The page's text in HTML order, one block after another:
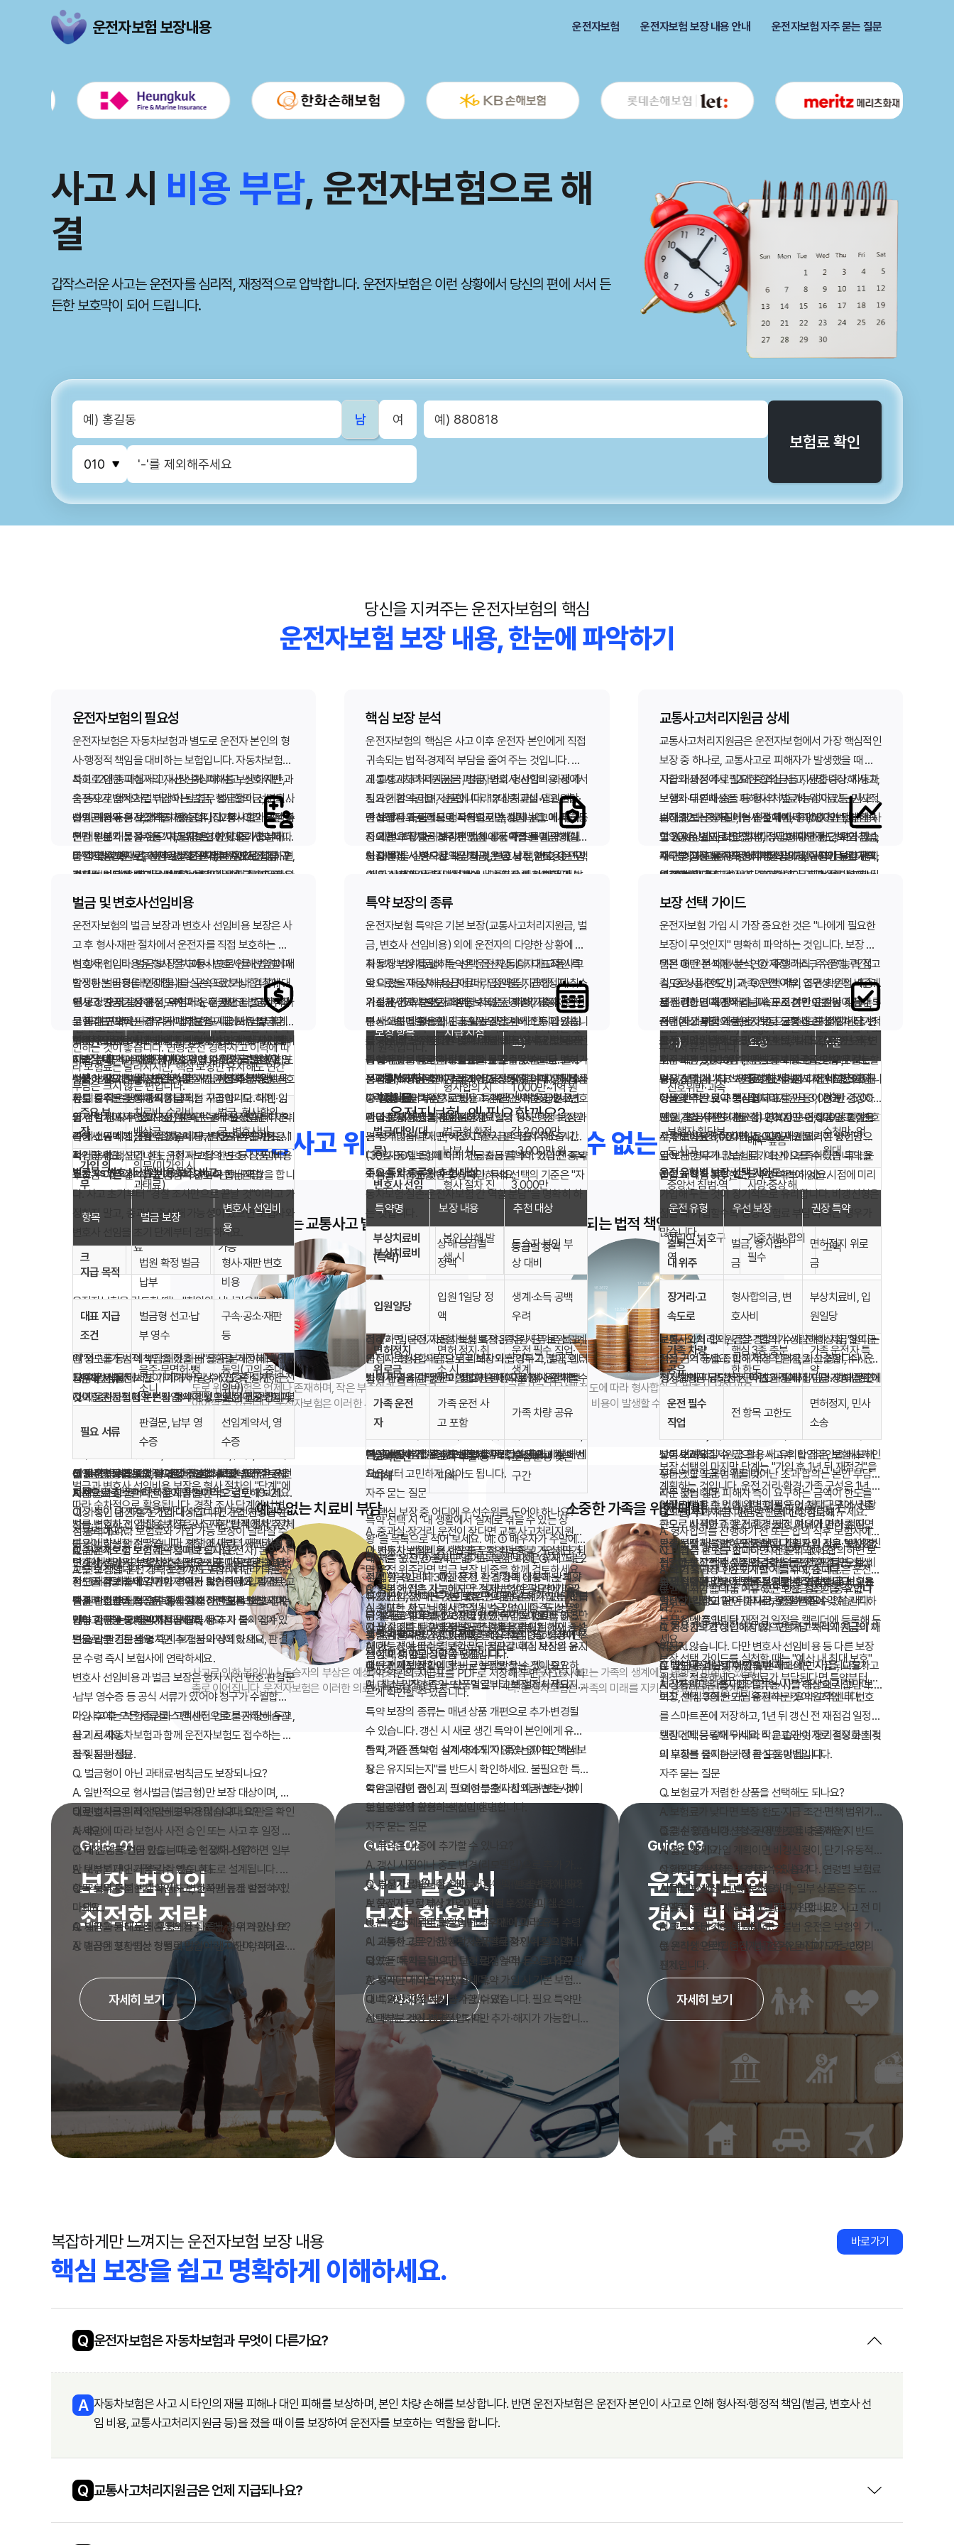
운전자보험 보장내용 운전자보험 운전자보험 보장 내용 안내 운전자보험 자주 묻는 질문
안전 운전의 시작, 운전자보험 보장 내
용 확인
운전자보험의 다양한 보장 내용을 꼼꼼히 비교하여 자신에게 꼭 맞는 상품을 선택하는 것이 중요합니다. 합리적
인 보험료로 최고의 보장을 누리세요.
운전자의 든든한동반자, 운전자보험
예기치 않은 교통사고 발생 시, 운전자보험이 법적 비용과 치료비를 지원하여 운전자의 경제적 부담을 덜어줍니
사고 시 비용 부담, 운전자보험으로 해
결
갑작스러운 사고는 운전자를 심리적, 재정적으로 압박합니다. 운전자보험은 이런 상황에서 당신의 편에 서서 든
든한 보호막이 되어 드립니다.
안전 운전의 시작, 운전자보험 보장 내
용 확인
운전자보험의 다양한 보장 내용을 꼼꼼히 비교하여 자신에게 꼭 맞는 상품을 선택하는 것이 중요합니다. 합리적
인 보험료로 최고의 보장을 누리세요.
운전자의 든든한동반자, 운전자보험
예기치 않은 교통사고 발생 시, 운전자보험이 법적 비용과 치료비를 지원하여 운전자의 경제적 부담을 덜어줍니
남 여
보험료 확인
당신을 지켜주는 운전자보험의 핵심
운전자보험 보장 내용, 한눈에 파악하기
운전자보험의 필요성
운전자보험은 자동차보험과 별도로 운전자 본인의 형
사·행정적 책임을 대비하는 보험입니다. 자동차보험은
사고로 인한 피해자의 재산·신체 피해를 보상하지만,
운전자가 법적으로 부담하는 벌금, 형사합의금, 변호사
선임 비용 등은 보장하지 않습니다. 교통사고가 발생하
면 대부분의 운전자는 "자동차보험이 있으니 충분하
다"고 생각하지만, 실제로는 운전자 본인에게 직접 귀
속되는 비용이 별도로 발생합니다.
특히 12대 중과실 사고, 사망·중상해 사고, 신호위반·과
속 등으로 형사처벌 대상이 될 경우 벌금형이 선고되거
나 피해자와 형사합의를 해야 합니다. 형사합의금은 수
천만 원에 이를 수 있으며, 벌금은 대인·대물 사고에 따
라 각각 수백만~수천만 원까지 발생할 수 있습니다. 변
호사 선임 비용 역시 수백만~수천만 원에 달하므로, 운
전자보험 없이는 개인 자산으로 전액 부담해야 합니다.
출퇴근·업무 운전, 가족 차량 공유, 장거리·야간 운전 등
운전 빈도가 높을수록 사고 위험도 함께 증가합니다.
또한 도심 교차로, 어린이 보호구역, 고속도로 합류 구
간처럼 사고 발생 가능성이 높은 구간을 자주 이용한다
면 운전자보험은 선택이 아닌 필수 대비 수단입니다.
보험료는 연간 수만~십여만 원 수준인 반면, 사고 시
발생 가능한 비용은 그 수십~수백 배에 달할 수 있습니
다.
운전자보험은 사고 이후 법적 절차를 원활히 진행하고,
경제적 부담을 줄여 운전자가 본연의 생활과 업무에 집
중할 수 있도록 돕습니다. 가입 전 자신의 운전 환경, 차
량 이용 패턴, 가족 운전 여부를 점검하고 적정 보장을
설계하는 것이 현명한 선택입니다.
실제 사고 사례를 보면, 경미해 보이는 접촉 사고도 피
해자가 중상해를 입으면 형사합의와 벌금 부담이 동시
에 발생합니다. 특히 횡단보도·스쿨존·골목길처럼 보행
자와 차량이 밀접한 환경에서는 운전자의 순간적 부주
의가 큰 책임으로 이어질 수 있습니다. 운전자보험은
이런 상황에서 가계 재정이 무너지지 않도록 막아 주는
안전망 역할을 합니다.
또한 운전자보험은 자동차보험과 달리 차량 소유 여부
와 관계없이 운전자 본인을 기준으로 가입할 수 있는
경우가 많습니다. 렌터카·카셰어링·타인 차량 운전 시
에도 본인 명의 운전자보험이 있다면 형사·행정 책임을
대비할 수 있습니다. 다만 차량별 자동차보험과의 중복
·연계 조건은 약관마다 다르므로, 가입 전 보험사에 확
인하는 것이 좋습니다. 연령·운전 경력·사고 이력에 따
라 보험료는 달라지지만, 핵심 보장만 유지해도 연간
부담은 크지 않은 편입니다.
자동차보험 vs 운전자보험 비교
구분 자동차보험 운전자보험
보장 대
상
피해자(대인·대
물), 본인 차량
운전자 본인(형
사·행정 책임)
주요 보
장
치료비, 수리비,
배상금
벌금, 형사합의
금, 변호사비
가입 의
무
의무(미가입 시
과태료)
선택(권장)
미가입
크
료
개인 전액 부담
가능
운전자보험을 검토할 때는 "최악의 시나리오"를 기준
으로 보장 한도를 설정하는 것이 좋습니다. 형사합의금
5,000만 원, 벌금 2,000만 원, 변호사 비용 3,000만
원 정도를 동시에 부담해야 하는 상황을 가정해 보세
요. 이런 상황에서도 가계가 버틸 수 있도록 설계하는
것이 운전자보험의 본질입니다. 보험료는 매달 커피 몇
잔 값일 수 있지만, 사고 시 부담은 집·차량 담보 대출까
지 필요할 수 있습니다. 가족과 함께 운전하는 분이라
해 보장 범위를 넓히는 것을 검토하세요.
마지막으로 운전자보험은 "남에게 피해를 주었을
때"와 "내가 법적 책임을 졌을 때"를 구분해 이해하면
됩니다. 자동차보험이 피해자 보상에 집중한다면, 운전
자보험은 운전자 본인의 형사·행정 책임에 집중합니다.
이 차이를 알면 왜 두 보험 모두 필요한지, 어떤 보장을
우선해야 하는지 판단하기 쉬워집니다. 지금 바로 가입
를 5분만 적어 보고, 그에 맞는 최소 보장부터 검토해
보세요.
자주 묻는 질문
Q. 자동차보험에 운전자 특약이 있으면 운전자보험이
A. 자동차보험 운전자 특약은 범위와 한도가 제한적인
선임비용 등을 종합적으로 비교해 부족한 항목은 운전
자보험으로 보완하는 것이 좋습니다.
Q. 운전을 거의 안 하는데도 가입해야 하나요?
이 발생할 수 있습니다. 연간 운행 거리와 운전 환경을
기준으로 최소한의 핵심 보장만이라도 검토해 보세요.
Q. 운전자보험은 몇 살부터 가입할 수 있나요?
A. 보험사·상품마다 다르지만 일반적으로 만 19~21세
이상 성인 운전자가 가입 대상입니다. 가입 연령과 운
전 경력에 따라 보험료와 가입 가능 보장이 달라질 수
있습니다.
Q. 가족이 내 차를 운전하다 사고 나면 운전자보험이
적용되나요?
A. 기본적으로 보험 계약자·피보험자(운전자) 본인 사
고를 보장합니다. 가족 운전까지 포함하려면 가족운전
자 특약 등 보장 범위 확장 여부를 약관에서 확인해야
합니다.
Q. 운전자보험 보험료는 얼마나 드나요?
A. 연령·성별·운전 경력·보장 한도·특약에 따라 다르지
만, 핵심 보장만 가입 시 연 5~15만 원대인 경우가 많
습니다. 비갱신형은 초기 부담이 크고, 갱신형은 연령
에 따라 인상될 수 있습니다. 여러 보험사 견적을 비교
해 보세요.
핵심 보장 분석
운전자보험의 핵심은 사고 이후 운전자 본인에게 직접
귀속되는 법적·경제적 부담을 줄여 주는 것입니다. 크
게 교통사고처리지원금, 벌금, 변호사 선임비용 세 가
지가 기본 축이며, 상품에 따라 부상치료비·입원일당·
면허정지 위로금 등이 특약으로 추가됩니다. 이 세 가
지 기본 보장을 이해하면 전체 상품 구조를 파악하기
쉽습니다.
교통사고처리지원금은 피해자와의 형사합의 과정에서
필요한 합의금을 지원합니다. 12대 중과실 사고, 사망·
중상해 사고 등에서 형사처벌 가능성이 높을 때 특히
중요합니다. 벌금 보장은 법원에서 확정된 벌금형(대
인·대물)을 실손으로 보상하며, 변호사 선임비용은 구
속·공소·재판 등 형사 절차에서 변호사를 선임할 때 발
생하는 비용을 지원합니다.
각 보장은 독립적으로 작동하지만, 실제 사고에서는 동
시에 필요해지는 경우가 많습니다. 예를 들어 중과실
사고 발생 시 형사합의금 지급, 벌금 납부, 변호사 선임
이 한꺼번에 이뤄질 수 있습니다. 따라서 한 항목만 높
게 설정하고 나머지를 낮게 잡으면 총 부담금 대비 보
장 공백이 생길 수 있습니다.
보장 분석 시 반드시 확인할 것은 ① 보장 한도, ② 면책
·제외 사항(음주·무면허·뺑소니 등), ③ 자기부담금 유
무, ④ 갱신 시 보장 축소 여부입니다. 약관상 "보장한
다"고 되어 있어도 지급 조건·서류·기한을 충족하지 못
하면 보상이 거절될 수 있으므로, 가입 전 보험 설계사
나 약관 PDF로 세부 조건을 확인하는 것이 좋습니다.
핵심 보장을 분석할 때는 각 항목의 지급 트리거(어떤
상황에서 돈이 나오는지)를 구분하는 것이 중요합니
다. 교통사고처리지원금은 형사합의가 성립해야, 벌금
은 법원 판결·납부가 확정되어야, 변호사 선임비용은
구속·공소·재판 등 특정 절차에 진입해야 지급됩니다.
한 사고에서 세 가지가 모두 해당될 수도, 일부만 해당
될 수도 있습니다.
상품 비교 시에는 보험료 순위보다 "내가 가장 두려워
하는 리스크"에 맞는 보장인지를 먼저 따져 보세요. 도
심 통근 위주라면 보행자 사고에 대비한 형사합의금 한
도를, 장거리 운전이 많다면 고속도로 중과실·중상해에
대비한 변호사 선임비용 한도를 우선 확보하는 것이 실
용적입니다. 특약은 기본 보장 확보 후에 추가하는 것
이 원칙입니다.
운전자보험 핵심 보장 한눈에 보기
보장 항목 지급 시점
일반적 한도(참
고)
교통사고처
리지원금
형사합의 시 1,000만~1억 원
벌금(대인/대
물)
벌금형 확정·
납부 시
각 2,000만
~3,000만 원
변호사 선임
비용
형사 절차 진
행 시
3,000만
~5,000만 원
부상치료비
(특약)
본인 상해 발
생 시
등급별 정액
핵심 보장을 분석할 때 실무에서 자주 나오는 질문은
"자동차보험 운전자 특약과 운전자보험 중 무엇이 유
리한가"입니다. 자동차보험 특약은 차량 단위로 붙고,
운전자보험은 사람 단위로 보장되는 경우가 많아, 렌터
카나 타인 차량 운전이 잦다면 운전자보험이 유리할 수
있습니다. 반면 같은 차량만 운전한다면 자동차보험 특
약만으로도 충분한지 비교해 볼 수 있습니다. 두 상품
면, 중복 가입을 줄이고 공백을 메울 수 있습니다.
정리하면, 운전자보험 핵심 보장 3종은 서로 보완 관계
입니다. 형사합의금으로 피해자와 합의하고, 벌금으로
법원 판결을 이행하고, 변호사 비용으로 형사 절차를
대응합니다. 세 가지 중 하나라도 부족하면 사고 후 재
정적·법적 공백이 생깁니다. 가입 전·갱신 전에는 반드
본인에게 가장 취약한 항목부터 보강하세요.
보험사·금융감독원·보험협회 홈페이지에서 운전자보
험 약관·상품 비교 자료를 확인할 수 있습니다. 오프라
인 설계사 상담과 온라인 직접 가입을 병행하면, 보험
운전자보험 핵심 보장은 사고 유형·운전 환경·재정 상
목만 과도하게 높이기보다 세 항목을 고르게 배분하세
요.
핵심 보장 분석 결과를 메모해 두면, 갱신·비교 시 매번
처음부터 고민하지 않아도 됩니다.
자주 묻는 질문
Q. 핵심 보장 중 어디에 우선순위를 두어야 하나요?
A. 중과실·장거리 운전이 잦다면 교통사고처리지원금
과 변호사 선임비용 한도를 우선 확보하고, 도심 단거
리 운전 위주라면 벌금 보장 비중을 함께 검토하세요.
Q. 자동차보험의 형사합의금 특약과 중복 가입해도 되
나요?
A. 중복 가입은 가능하지만, 실제 보상은 약관에 따라
실손 또는 한도 내에서 조정될 수 있습니다. 두 상품의
지급 구조를 비교해 불필요한 중복을 줄이는 것이 좋습
니다.
Q. 경미한 접촉 사고에도 운전자보험이 필요한가요?
A. 경미한 사고는 형사합의나 벌금 없이 종결되는 경우
가 많습니다. 다만 12대 중과실 해당 여부, 피해자 중상
해 가능성에 따라 결과가 달라지므로 핵심 보장은 유지
하는 편이 안전합니다.
Q. 보장 한도는 높을수록 무조건 좋은가요?
A. 한도가 높을수록 보험료도 올라갑니다. 자신의 운전
패턴과 재정 상황에 맞는 균형점을 찾는 것이 중요하
며, 최소 권장 한도는 상품별로 비교해 설정하세요.
Q. 운전자보험 가입 후 바로 보장받을 수 있나요?
A. 대부분 가입 즉일 또는 익일부터 보장이 시작되지
만, 일부 상품은 1~2년 면책 기간(특정 보장 제한)이 있
을 수 있습니다. 약관상 보장 개시일과 면책 조항을 확
인하세요.
교통사고처리지원금 상세
교통사고처리지원금은 운전자보험에서 가장 핵심적인
보장 중 하나로, 교통사고로 피해자가 발생했을 때 형
사합의 과정에서 필요한 합의금을 지원합니다. 자동차
보험의 대인배상은 피해자의 치료비·위자료 등 민사적
손해를 보상하지만, 형사 절차에서 피해자와 맺는 형사
합의금은 별도로 운전자가 부담해야 하는 경우가 많습
니다. 이때 교통사고처리지원금이 실질적인 부담 완화
역할을 합니다.
지급 대상은 주로 12대 중과실 사고, 사망·중상해 사고,
보행자·두륜차 충돌 등 형사처벌 가능성이 있는 사고입
니다. 12대 중과실에는 신호위반, 중앙선 침범, 제한속
도 20km 초과, 보도 침범, 정당한 횡단·횡단보도 침범,
개구부·고장 부주의, 승객 추락 방치, 어린이 보호구역,
역주행, 무단 횡단, 보도·자전거 도로 침범 등이 포함됩
니다. 해당 사고는 형사합의 없이는 기소유예·벌금형
전환 등이 어려울 수 있어, 합의금 마련이 시급해집니
다.
보장 한도는 상품·가입 옵션에 따라 1,000만 원부터 1
억 원 이상까지 다양합니다. 사고 피해 정도, 지역·피해
자 연령, 재판 경향 등에 따라 합의금 규모가 달라지므
로, 충분한 한도 설정이 중요합니다. 지급 절차는 일반
적으로 ① 사고 발생 및 형사사건 접수, ② 피해자와 합
의 협의, ③ 합의금 지급 및 보험사 청구, ④ 약관·서류
심사 후 보험금 지급 순으로 진행됩니다.
주의할 점은 음주·무면허·뺑소니·고의 사고 등은 대부
분 면책된다는 것입니다. 또한 합의금 영수증, 합의서,
수사기관 확인 서류 등 증빙이 필요하며, 보험사 사전
승인 없이 임의 합의하면 보상이 제한될 수 있습니다.
사고 발생 후 가능한 빨리 보험사에 사고 접수하고, 합
의 전 지급 가능 범위와 절차를 문의하세요.
합의금 규모는 피해자 연령, 상해 정도, 치료 기간, 유족
구성, 지역·법원 경향 등에 따라 크게 달라집니다. 사망
사고의 경우 수천만~수억 원, 중상해는 수천만 원대 합
의가 이뤄지는 경우가 많아, 1,000만~2,000만 원 수
준의 낮은 한도는 부족할 수 있습니다. 가입 시 "최소
권장 한도"를 상품별로 비교하고, 여유 있게 설정하는
것이 안전합니다.
또한 교통사고처리지원금은 피해자와의 합의가 전제
이므로, 피해자 측이 합의를 거부하면 지급 시점이 늦
어지거나 다른 형사 절차(기소·재판)로 넘어갈 수 있습
니다. 이때는 변호사 선임비용 보장과 연계해 대응 전
략을 세우는 것이 일반적입니다. 보험사 담당자와 형사
전문 변호사를 early stage부터 연계하면 합의·절차 모
두에서 유리합니다.
12대 중과실 사고와 형사합의 필요성
중과실 유형(예
시)
형사합의 필
요성
참고 합의금
수준
신호위반·과속
중상해 시 높
음
수천만 원대
가능
보행자·횡단보
도 사고
매우 높음
수천만~억
원대
중앙선 침범·역
주행
사망·중상해
시 필수
고액
어린이 보호구
역
가중처벌·합의
필수
고액
교통사고처리지원금을 실제로 활용하려면 합의 과정
에서의 커뮤니케이션이 중요합니다. 피해자 측 변호사·
보험사와의 협의, 검찰·경찰의 수사 진행 상황, 합의금
산정 근거 등을 종합해 적정 합의금을 산출합니다. 운
전자보험사 담당자는 이런 과정에서 지급 가능 범위와
서류 요건을 안내하므로, 합의 전 반드시 연락하세요.
합의 후에는 영수증·합의서 사본을 보관하고, 보험금
상이 어려워질 수 있으니, 사고 후 타임라인을 메모해
두는 것도 도움이 됩니다.
교통사고처리지원금은 "합의가 성립해야 지급"된다는
점을 기억하세요. 피해자와의 관계, 사고 경위, 수사 진
행 상황에 따라 합의 난이도가 달라집니다. 이때 운전
자보험사와 형사 전문 변호사가 함께 협력하면, 적정
합의금 산정과 원만한 마무리에 도움이 됩니다. 가입
넣어 보세요.
형사합의금 규모는 지역·법원·피해자 연령·상해 정도에
따라 천차만별입니다. 따라서 "평균 합의금"보다 "내가
가입한 한도로 커버 가능한지"를 기준으로 판단하세
12대 중과실 해당 여부는 경찰·검찰 수사 결과에 따라
교통사고처리지원금 활용 시 유의할 점은, 보험사가 인
정하는 합의금 범위를 벗어난 초과 합의는 본인 부담이
라는 것입니다. 피해자 측이 요구하는 금액이 한도를
넘으면, 추가 자금 마련 방안을 미리 검토해 두세요.
자주 묻는 질문
Q. 교통사고처리지원금은 언제 신청하나요?
A. 형사합의를 진행하기 전 또는 합의 직후 보험사에
사고 접수 후 청구합니다. 사전 문의 없이 합의하면 보
상이 거절되거나 한도가 줄어들 수 있습니다.
Q. 합의금 한도를 초과하면 어떻게 되나요?
A. 보험 약관상 한도까지만 지급되며, 초과분은 운전자
본인이 부담합니다. 여유 있는 한도 설정이 중요합니
다.
Q. 피해자가 합의를 거부하면 보험금을 받을 수 없나
요?
A. 형사합의가 성립하지 않으면 해당 목적의 지급이 이
뤄지지 않습니다. 다만 변호사 선임비용 등 다른 보장
은 별도로 검토될 수 있습니다.
Q. 자동차보험 대인배상Ⅱ와 교통사고처리지원금의 차
이는?
A. 대인배상Ⅱ는 피해자의 손해배상(민사)을, 교통사고
처리지원금은 형사합의금(형사)을 대상으로 합니다.
목적과 지급 조건이 다릅니다.
Q. 12대 중과실이 아닌 일반 사고에도 지급되나요?
A. 상품마다 다릅니다. 일부는 사망·중상해 사고만 보
장하고, 일부는 12대 중과실에 한정합니다. 가입 약관
의 지급 대상 사고 유형을 반드시 확인하세요.
벌금 및 변호사선임비용
운전자보험의 벌금 보장과 변호사 선임비용 보장은 사
고 후 형사·재판 절차에서 운전자를 직접 보호하는 핵
심 항목입니다. 벌금 보장은 교통사고로 인해 법원에서
확정된 벌금형(대인·대물)을 실손으로 보상합니다. 대
인사고 벌금은 상해 정도에 따라, 대물사고 벌금은 재
물 피해 규모에 따라 각각 법정 한도 내에서 납부하게
되며, 운전자보험은 가입 시 선택한 한도까지 지원합니
다.
변호사 선임비용은 형사 절차에서 변호사를 선임할 때
발생하는 비용을 보장합니다. 구속되었거나 검찰에 의
해 공소가 제기된 경우, 약식기소 후 재판을 통해 무죄·
무혐의를 다투는 경우 등이 대표적 지급 사유입니다.
변호사 비용은 사건 난이도·지역·변호사 선임 시기에
따라 수백만~수천만 원까지 달할 수 있어, 충분한 한도
설정이 필요합니다.
두 보장 모두 음주운전, 무면허 운전, 뺑소니, 고의적 사
고 등은 면책되는 경우가 대부분입니다. 또한 벌금은
"확정"된 금액에 대해서만, 변호사 비용은 "실제 선임·
지출"된 금액에 대해 약관 조건에 따라 지급됩니다. 영
수증, 선임 계약서, 판결문, 검찰·법원 문서 등 증빙 서
류를 갖추는 것이 중요합니다.
실무적으로는 사고 발생 즉시 보험사 고객센터에 연락
하고, 수사기관 대응 전 변호사 선임 여부를 보험사와
상의하세요. 일부 상품은 보험사가 지정·추천하는 변호
사 네트워크를 통해 비용을 직접 지급하기도 하며, 임
의 선임 시 사후 실비 정산 방식인 경우도 있습니다. 약
관상 선임 시기, 승인 절차, 자기부담금 유무를 반드시
확인하세요.
벌금 보장의 실손 지급 방식은 가입 한도와 법정 벌금
한도 중 작은 금액까지 지급되는 구조입니다. 대인·대
물 각각 한도가 있으므로, 한쪽만 높게 설정하면 다른
쪽에서 공백이 생길 수 있습니다. 변호사 선임비용은 1
사건당 한도, 연간 한도, 1회 사고당 한도 등 상품마다
구조가 다르니 약관을 꼼꼼히 읽어야 합니다.
형사 절차에서 변호사 선임은 단순히 비용 문제가 아니
라 기소유예·벌금형·집행유예 등 선처를 받기 위한 법
적 대응의 핵심입니다. 운전자보험의 변호사 선임비용
보장은 이런 절차를 포기하지 않도록 돕는 역할을 합니
다. 사고 초기부터 "경찰 조사만으로 끝날 것"이라고 가
정하지 말고, 중과실·중상해 가능성이 있으면 보험사와
변호사 선임을 초기 단계부터 검토하세요.
벌금 vs 변호사 선임비용 보장 비교
항목 벌금 보장
변호사 선임비
용
지급 목적
법원 확정 벌금
납부
형사·재판 변호
비용
대표 지급
조건
벌금형 선고·납
부 영수
구속·공소·재판
등
면책 사유
음주·무면허·뺑
소니
동일(고의·중대
위반)
필요 서류
판결문, 납부 영
수증
선임계약서, 영
수증
벌금과 변호사 선임비용 보장은 형사 절차의 "단계"에
따라 순차적으로 활용됩니다. 경찰 조사 단계에서 변호
사를 선임하고, 검찰 송치 후 공소·재판 단계에서 추가
비용이 발생할 수 있습니다. 약관에 따라 1사건당 총 한
도, 단계별 한도, 연간 한도 등 구조가 다르므로, 가입
시 "1사건당 최대 얼마까지"인지 확인하세요. 벌금은
판결 확정 후 납부 영수증을 제출하면 실손 보상되며,
납부 기한을 놓치면 가산금·압류 등 추가 불이익이 있
으므로, 판결문 수령 즉시 보험사와 상의하세요.
벌금·변호사 선임비용 보장은 사고 후 "법적 절차" 전체
를 커버하는 안전망입니다. 경찰 조사부터 재판까지 각
단계에서 비용이 발생할 수 있으므로, 1사건당 충분한
한도를 확보하세요. 가입 후에는 보험증권에 기재된 고
객센터 번호를 저장하고, 사고 시 "운전자보험도 접수
해야 한다"는 것을 잊지 마세요.
변호사 선임 시 보험사 추천 변호사를 이용하면 비용
정산·서류 제출이 간편한 경우가 많습니다. 임의 선임
을 원한다면 사전 승인 절차와 보상 한도를 반드시 확
인하고, 영수증·계약서를 보관하세요.
벌금·변호사비 보장은 형사 절차 전반을 지원합니다.
가입 증권을 모바일에 저장하고, 사고 시 즉시 접수하
는 습관을 기르세요.
벌금 납부 기한을 놓치면 추가 불이익이 있으니, 판결
문 수령 즉시 보험사에 연락하세요.
변호사 선임비용과 벌금 보장은 형사 사건 번호·판결문
·납부 영수증 등 공식 서류가 있어야 청구가 수월합니
다. 사고 후 모든 서류를 스캔·사진으로 보관하는 습관
을 기르세요.
가입 후에는 보험증권과 고객센터 번호를 저장해 두고,
사고 시 자동차보험과 함께 운전자보험도 접수하는 것
을 잊지 마세요.
자주 묻는 질문
Q. 벌금형이 아닌 과태료·범칙금도 보장되나요?
A. 일반적으로 형사벌금(벌금형)만 보장 대상이며, 과
태료·범칙금은 제외되는 경우가 많습니다. 약관을 확인
하세요.
Q. 변호사를 미리 선임해도 비용이 나오나요?
A. 약관에 따라 보험사 사전 승인 또는 사고 후 일정 기
간 내 선임 조건이 있습니다. 승인 없이 선임하면 일부
만 보상되거나 거절될 수 있습니다.
Q. 대인·대물 벌금 한도는 따로 설정하나요?
A. 대부분 대인·대물 각각 별도 한도로 설계됩니다. 두
항목 모두 충분한지 확인하고, 한쪽만 높게 설정하지
마세요.
Q. 무혐의·무죄 판결 후에도 변호사 비용을 받을 수 있
나요?
A. 재판을 통해 무죄·무혐의를 다투는 경우 약관상 보
장 대상에 포함되는 상품이 많습니다. 다만 약식기소
전 단순 경찰 조사만으로는 해당되지 않을 수 있습니
다.
Q. 벌금과 과태료를 혼동하기 쉬운데, 차이가 있나요?
A. 벌금은 형사법상 형벌로 법원이 선고하며, 과태료·
범칙금은 행정·경범죄 성격입니다. 운전자보험 벌금 보
장은 일반적으로 형사벌금만 대상입니다.
특약 보장의 종류
운전자보험 특약은 기본 보장(교통사고처리지원금, 벌
금, 변호사 선임비용) 외에 운전자의 다양한 상황에 맞
춰 보장 범위를 넓히는 선택 옵션입니다. 대표적인 특
약으로는 자동차 부상치료비, 입원일당, 면허정지·취소
위로금, 가족 운전자 확대, 보복운전 피해, 자동차 관련
민사소송 법률비용, 긴급출동·견인 서비스 등이 있습니
다. 자신의 운전 환경과 생활 패턴에 맞는 특약만 골라
가입하면 보험료 대비 효율을 높일 수 있습니다.
자동차 부상치료비 특약은 운전자·동승자가 교통사고
로 다쳤을 때 상해 등급에 따라 정액을 지급합니다. 자
기신체사고와 별도로 받을 수 있는 경우가 많아, 본인
부상 대비에 유용합니다. 입원일당은 사고 후 입원 치
료 시 하루 단위로 금액을 지급해 소득 공백·간병비 등
을 보전합니다. 면허정지·취소 위로금은 사고로 면허가
정지·취소되어 출퇴근·생계에 지장이 있을 때 생활비를
보조합니다.
가족 운전자 특약은 배우자·자녀 등 지정 가족이 운전
중 사고를 당했을 때도 동일 보장을 받게 합니다. 차량
을 가족과 공유한다면 필수 검토 항목입니다. 보복운전
피해 특약은 남의 차량을 고의로 추돌당하는 등 보복
운전 피해 시 수리비·법률 비용을 보장합니다. 민사소
송 법률비용 특약은 교통사고 관련 민사 분쟁에서 변호
사·소송 비용을 지원합니다.
특약은 많을수록 좋은 것이 아닙니다. 실제로 활용 가
능성이 낮은 특약은 보험료만 올릴 수 있습니다. 출퇴
근 거리, 가족 운전 여부, 직업(운전 필수 여부), 과거 사
고 이력 등을 기준으로 필요 특약만 선택하고, 2~3년
마다 보장 내역을 재점검하세요.
특약별 보장금액과 지급 조건도 상품마다 차이가 큽니
다. 예를 들어 부상치료비는 1~14급 상해 등급별로 정
액이 정해져 있고, 입원일당은 1일당 1~5만 원 수준인
경우가 많습니다. 면허정지 위로금은 정지·취소 기간
(30일·90일 등)에 따라 차등 지급됩니다. 가입 전 특약
약관의 지급표를 반드시 확인하세요.
긴급출동·견인 특약은 운전자보험의 형사·행정 보장과
는 성격이 다르지만, 사고·고장 시 편의를 더해 줍니다.
다만 자동차보험에 이미 긴급출동 특약이 있다면 중복
가입을 피하는 것이 좋습니다. 특약 선택의 기준은 "자
동차보험·실손·운전자보험 간 역할 분담"을 명확히 하
는 것입니다.
주요 특약 종류와 추천 대상
특약명 보장 내용 추천 대상
부상치료비
상해 등급별
정액
동승자·본인 부
상 대비
입원일당
입원 1일당 정
액
생계·소득 공백
우려
면허정지
위로금
면허 정지·취
소 시
운전 필수 직업·
생계
가족 운전
자
가족 운전 사
고 포함
가족 차량 공유
보복운전
피해
고의 추돌 등
피해
도심·분쟁 잦은
구간
특약 선택 시 "내 생활에서 실제로 겪을 수 있는 상
황"을 목록으로 적어 보세요. 예: ① 배우자가 주말에
내 차를 운전, ② 출퇴근 중 보복운전 피해, ③ 사고로 2
주 입원, ④ 면허 30일 정지. 각 상황에 대응하는 특약
이 있는지, 없다면 기본 보장만으로 충분한지 판단합니
다. 불필요한 특약 2~3개를 빼면 연간 보험료를 3~5만
원 절감할 수 있고, 그 금액을 핵심 보장 한도 상향에 쓰
는 것이 더 효과적일 수 있습니다.
특약은 "있으면 좋지만 없어도 핵심 보장은 유지"되는
선택 항목입니다. 예산·운전 환경·가족 상황에 맞게
1~2개만 추가하는 것도 좋은 전략입니다. 가입 후 1년
뒤 실제로 필요했던 보장이 있었는지 돌아보며, 다음
갱신 때 특약을 조정하세요.
특약 가입 전 "이 특약이 없으면 어떤 손해가 있는지"를
금액으로 적어 보세요. 연 2만 원 특약이 100만 원 사
고를 막는다면 가치 있지만, 발생 확률이 극히 낮다면
핵심 보장 한도 상향이 우선입니다.
특약은 필요한 만큼만 선택하세요. 핵심 3종 보장이 우
선이며, 특약은 그다음 단계입니다.
특약 약관의 지급표를 PDF로 저장해 두면, 사고 시 빠
르게 확인할 수 있습니다.
특약 보장의 종류는 매년 상품 개편으로 추가·변경될
수 있습니다. 갱신 시 새로 생긴 특약이 본인에게 유용
한지, 기존 특약이 삭제·축소되지 않았는지 확인하세
요.
특약 가입 전 보험 설계사에게 "이 특약 없이도 핵심 보
장은 유지되는지"를 반드시 확인하세요. 불필요한 특
약은 과감히 줄이고, 그 예산을 형사합의금·변호사비
한도 상향에 활용하는 것이 현명합니다.
특약은 매년 갱신 시 필요 여부를 다시 따져 보는 것이
보험료·보장 균형의 핵심입니다.
자주 묻는 질문
Q. 특약은 나중에 추가할 수 있나요?
A. 갱신 시점이나 중도 변경(리모델링)으로 추가 가능
한 경우가 많습니다. 다만 사고 이력·연령 변화에 따라
보험료가 오르거나 가입이 제한될 수 있습니다.
Q. 부상치료비와 실손의료비를 같이 받을 수 있나요?
A. 운전자보험 부상치료비는 정액 보상이고, 실손의료
비는 실제 치료비 보상입니다. 약관에 따라 중복 수령
이 가능한 경우가 많지만, 상품별로 확인이 필요합니
다.
Q. 면허정지 위로금은 어떤 경우에 나오나요?
A. 교통사고로 인한 행정처분(면허 정지·취소)이 확정
되었을 때 지급됩니다. 단순 벌점 누적 등 사고와 무관
한 정지는 제외될 수 있습니다.
Q. 모든 특약을 넣으면 보험료가 얼마나 오르나요?
A. 특약마다 다르지만, 전체 특약 가입 시 기본 보험료
대비 20~50% 이상 증가할 수 있습니다. 필요 특약만
선택하는 것이 경제적입니다.
Q. 특약만 따로 해지할 수 있나요?
A. 대부분 갱신·변경 시 특약만 추가·해지가 가능합니
다. 다만 특약 해지 후 재가입 시 건강·연령 조건이 달라
질 수 있으니 신중히 결정하세요.
보장 선택 가이드
운전자보험 가입 시 가장 중요한 것은 "나에게 필요한
보장이 무엇인지" 명확히 파악하는 것입니다. 보장 선
택은 ① 운전 패턴 분석, ② 재정·리스크 수용 능력 점
검, ③ 상품·한도 비교, ④ 면책·제외 조건 확인의 4단계
로 진행하면 체계적입니다. 무조건 한도를 높이거나,
저렴한 상품만 고르는 것보다 균형 잡힌 설계가 장기적
으로 유리합니다.
운전 패턴 분석에서는 연간 주행 거리, 주 운행 구간(고
속도로·시내·야간), 가족 운전 여부, 업무상 운전 비중
을 점검합니다. 장거리·고속도로·야간 운전이 잦을수록
중대 사고 위험이 높아지므로 교통사고처리지원금·변
호사 선임비용 한도를 우선 확보하세요. 도심 단거리
위주라면 벌금 보장과 면허정지 위로금도 함께 검토할
수 있습니다.
재정·리스크 측면에서는 사고 시 본인이 감당 가능한
금액(자기부담 역량)을 기준으로 한도를 정합니다. 예
를 들어 형사합의금 3,000만 원, 벌금 2,000만 원, 변
호사 비용 3,000만 원 정도를 최소 안전망으로 보는
경우가 많습니다. 보험료 예산 내에서 이 세 항목의 균
형을 맞추는 것이 핵심입니다.
상품 비교 시 보험료만 보면 안 됩니다. 같은 한도라도
지급 조건, 면책 범위, 갱신 시 보장 축소 여부, 자기부
담금, 보험사 사고 처리 지원 체계가 다릅니다. 3~5개
상품의 약관 요약·보장 비교표를 만들어 본 뒤 결정하
세요. 음주·무면허·뺑소니 면책은 모든 상품 공통이므
로, 안전 운전이 전제임을 잊지 마세요.
보장 선택 시 "최소 권장 한도"를 참고하면 도움이 됩니
다. 일반적으로 교통사고처리지원금 3,000만~5,000
만 원, 벌금(대인·대물 각) 2,000만~3,000만 원, 변호
사 선임비용 3,000만~5,000만 원을 기본 안전망으
로 보는 경우가 많습니다. 예산이 부족하다면 특약을
줄이고 핵심 3종 한도를 우선 확보하세요.
또한 가입 시점도 중요합니다. 사고 이력이 없고 젊을
수록 보험료가 유리하고, 고령·사고 이력이 쌓이면 가
입이 제한되거나 보험료가 크게 오를 수 있습니다. 운
전을 시작한 직후, 또는 사고 이력이 없는 시점에 미리
가입해 두는 것이 장기적으로 유리합니다. 비갱신형은
젊을 때 가입할수록 평생 보험료 부담이 적은 경우가
많습니다.
운전 유형별 보장 선택 가이드
운전 유형 우선 보장 권장 특약
출퇴근·시
내 위주
벌금, 형사합의
금
면허정지 위로
금
장거리·고
속도로
형사합의금, 변
호사비
부상치료비, 입
원일당
가족 차량
공유
핵심 3종 충분
한 한도
가족 운전자 특
약
운전 필수
직업
전 항목 고한도
면허정지, 민사
소송
보장 선택의 마지막 단계는 "가입 후 1년 뒤 재점검"을
계획하는 것입니다. 운전 거리·환경·가족 구성은 1년 사
이에도 변할 수 있습니다. 예를 들어 재택근무에서 출
근으로 바뀌면 주행 거리가 늘고, 자녀가 면허를 따면
가족 운전자 특약이 필요해집니다. 가입 직후 1년, 갱신
전후에 보장 적정성을 점검하는 루틴을 만들면, 항상
현재 상황에 맞는 보장을 유지할 수 있습니다. 보험은
한 번 가입하고 끝이 아니라, 생활 변화에 맞춰 관리하
는 금융 상품입니다.
보장 선택은 한 번에 완벽할 필요 없습니다. 최소 권장
한도로 시작하고, 운전 환경·재정 여유에 따라 점진적
으로 보강하는 방식도 좋습니다. 중요한 것은 "아예 없
는 것"보다 "적정 수준으로 갖추는 것"입니다. 오늘 비
교 견적 3곳만 받아 보는 것으로 시작해 보세요.
보장 선택 시 주변 운전자보험 가입자의 사고·보상 경
험담을 참고할 수 있지만, 본인의 운전 환경과는 다를
수 있습니다. 객관적 기준은 약관·한도·보험료 비교표
입니다. 감정이 아닌 숫자로 결정하세요.
보장 선택은 비교·점검·조정의 반복 과정입니다. 오늘
결정한 보장도 1년 뒤 다시 보면 달라질 수 있습니다.
보장 선택 후 1년 뒤 재점검 일정을 캘린더에 등록해 두
세요.
보장 선택 가이드를 실천할 때는 "예산 내 최대 보호"
원칙을 적용하세요. 보험료가 부담된다면 특약부터 줄
이고, 핵심 3종 한도는 유지하는 것이 원칙입니다.
보장 선택 후에는 가입 증권·약관 요약·고객센터 번호
를 스마트폰에 저장하고, 1년 뒤 갱신 전 재점검 일정을
캘린더에 등록해 두세요. 작은 습관이 장기적으로 최적
의 보장을 유지하는 데 큰 도움이 됩니다.
보장 선택은 감이 아니라 비교표와 숫자로 결정하는 것
이 후회를 줄이는 가장 확실한 방법입니다.
자주 묻는 질문
Q. 보험료가 저렴한 상품을 선택해도 되나요?
A. 보험료가 낮다면 보장 한도·지급 조건·면책 범위가
좁을 수 있습니다. 최소 권장 한도를 충족하는지 반드
시 확인하세요.
Q. 갱신형과 비갱신형 중 어떤 것이 나을까요?
A. 젊고 장기 가입 계획이면 비갱신형이, 단기·유동적
상황이면 갱신형이 유리할 수 있습니다. 연령별 보험료
시뮬레이션을 비교해 보세요.
Q. 가입 후 보장을 변경할 수 있나요?
A. 대부분 갱신 시 변경 가능하며, 일부 상품은 중도 리
모델링(특약 추가·한도 변경)을 지원합니다. 사고 전 미
리 조정하는 것이 좋습니다.
Q. 음주·무면허 사고는 왜 보장되지 않나요?
A. 고의·중대 과실에 해당하는 불법 운전은 보험의 기
본 원칙상 면책됩니다. 법규 준수 운전이 모든 보장의
전제입니다.
Q. 온라인으로도 운전자보험 가입·비교가 가능한가
요?
A. 대부분 보험사·비교 플랫폼에서 온라인 가입이 가능
합니다. 다만 보장 한도·특약 선택은 전화·대면 상담과
동일하게 약관을 확인한 뒤 결정하세요.
운전자보험, 왜 필요할까요?
교통사고 위험으로부터 자유로울 수 없는 이유
급증하는 교통사고 발생
도로 위의 위험은 언제나 존재하며, 작은 부주의가 큰 사고로
이어질 수 있습니다. 운전자보험은 이러한 사고에 대비하는 첫
걸음입니다.
가중되는 법적 책임과 벌금
교통사고 시 상해 정도에 따라 형사합의금, 변호사 선임 비용,
벌금 등 막대한 법적 비용이 발생할 수 있습니다.
예고 없는 치료비 부담
사고로 인한 본인이나 동승자의 부상은 예상치 못한 치료비 지
출로 이어집니다. 운전자보험은 이러한 의료비 부담을 경감시
켜 줍니다.
소중한 가족을 위한 대비
가장의 운전 중 사고는 가족의 생계에도 영향을 미칠 수 있습니
다. 운전자보험은 가족의 미래를 지키는 중요한 안전장치입니
다.
Guide 01
보장 범위의
최적화 전략
자세히 보기
Guide 02
사고 발생 시
보장 활용법
자세히 보기
Guide 03
운전자보험
갱신 및 변경
자세히 보기
복잡하게만 느껴지는 운전자보험 보장 내용
핵심 보장을 쉽고 명확하게 이해하세요.
바로가기
Q 운전자보험은 자동차보험과 무엇이 다른가요?
A 자동차보험은 사고 시 타인의 재물 피해나 대인 피해를 보상하며, 본인 차량 손해를 보상합니다. 반면 운전자보험은 운전자 본인이 사고로 인해 형사적·행정적 책임(벌금, 변호사 선
임 비용, 교통사고처리지원금 등)을 졌을 때 이를 보장하여 운전자를 보호하는 역할을 합니다.
Q 교통사고처리지원금은 언제 지급되나요?